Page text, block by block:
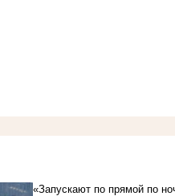
«Запускают по прямой по